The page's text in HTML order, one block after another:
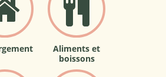
Aliments et
boissons